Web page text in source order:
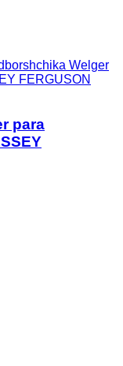
Welger
FERGUSON
para